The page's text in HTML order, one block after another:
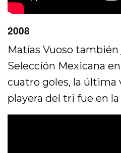
2008
Matías Vuoso también
Selección Mexicana
cuatro goles, la última
playera del tri fue en la